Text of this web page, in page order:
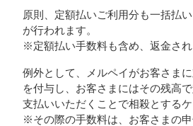
原則、定額払いご利用分も一括払
が行われます。
※定額払い手数料も含め、返金さ
例外として、メルペイがお客さま
を付与し、お客さまにはその残高
支払いいただくことで相殺とするケ
※その際の手数料は、お客さまの